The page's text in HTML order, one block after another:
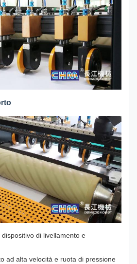
di livellamento e
ad alta velocità e ruota di pressione